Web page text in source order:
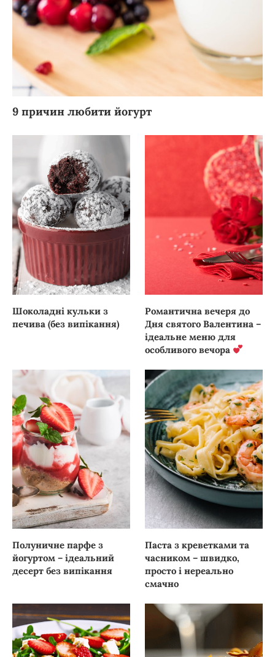
9 причин любити йогурт
Шоколадні кульки з
печива (без випікання)
Романтична вечеря до
Дня святого Валентина –
ідеальне меню для
особливого вечора
Полуничне парфе з
йогуртом – ідеальний
десерт без випікання
Паста з креветками та
часником – швидко,
просто і нереально
смачно